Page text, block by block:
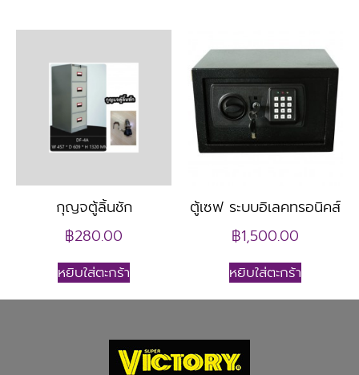
กุญจตู้ลิ้นชัก
฿280.00
หยิบใส่ตะกร้า
ตู้เซฟ ระบบอิเลคทรอนิคส์
฿1,500.00
หยิบใส่ตะกร้า